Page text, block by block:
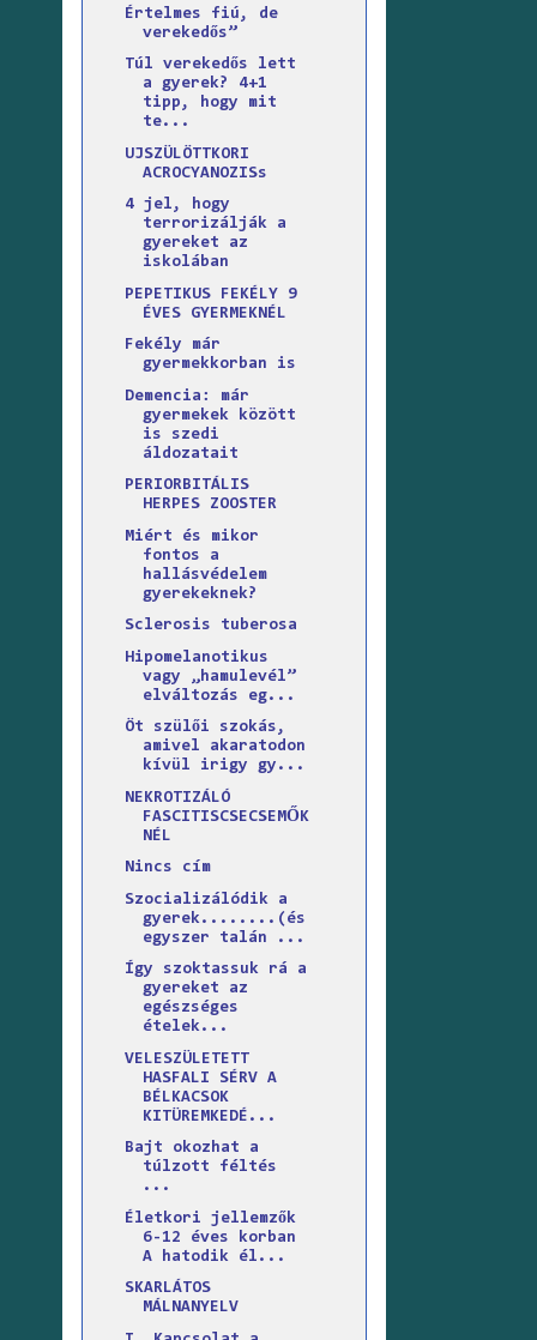
Értelmes fiú, de
verekedős”
Túl verekedős lett
a gyerek? 4+1
tipp, hogy mit
te...
UJSZÜLÖTTKORI
ACROCYANOZISs
4 jel, hogy
terrorizálják a
gyereket az
iskolában
PEPETIKUS FEKÉLY 9
ÉVES GYERMEKNÉL
Fekély már
gyermekkorban is
Demencia: már
gyermekek között
is szedi
áldozatait
PERIORBITÁLIS
HERPES ZOOSTER
Miért és mikor
fontos a
hallásvédelem
gyerekeknek?
Sclerosis tuberosa
Hipomelanotikus
vagy „hamulevél”
elváltozás eg...
Öt szülői szokás,
amivel akaratodon
kívül irigy gy...
NEKROTIZÁLÓ
FASCITISCSECSEMŐK
NÉL
Nincs cím
Szocializálódik a
gyerek........(és
egyszer talán ...
Így szoktassuk rá a
gyereket az
egészséges
ételek...
VELESZÜLETETT
HASFALI SÉRV A
BÉLKACSOK
KITÜREMKEDÉ...
Bajt okozhat a
túlzott féltés
...
Életkori jellemzők
6-12 éves korban
A hatodik él...
SKARLÁTOS
MÁLNANYELV